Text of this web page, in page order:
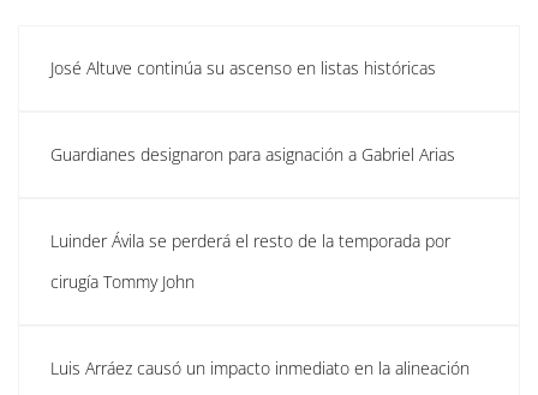
José Altuve continúa su ascenso en listas históricas
Guardianes designaron para asignación a Gabriel Arias
Luinder Ávila se perderá el resto de la temporada por
cirugía Tommy John
Luis Arráez causó un impacto inmediato en la alineación